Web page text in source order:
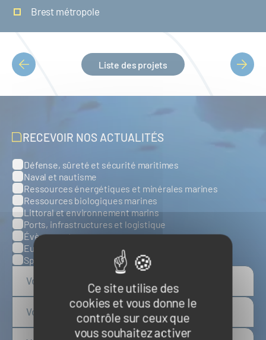
Ce site utilise des
cookies et vous donne le
contrôle sur ceux que
vous souhaitez activer
Brest métropole
PAGINATION
Liste des projets
RECEVOIR NOS ACTUALITÉS
Catégories
Défense, sûreté et sécurité maritimes
Naval et nautisme
Ressources énergétiques et minérales marines
Ressources biologiques marines
Littoral et environnement marins
Ports, infrastructures et logistique
Évènements
Europe
Spatial